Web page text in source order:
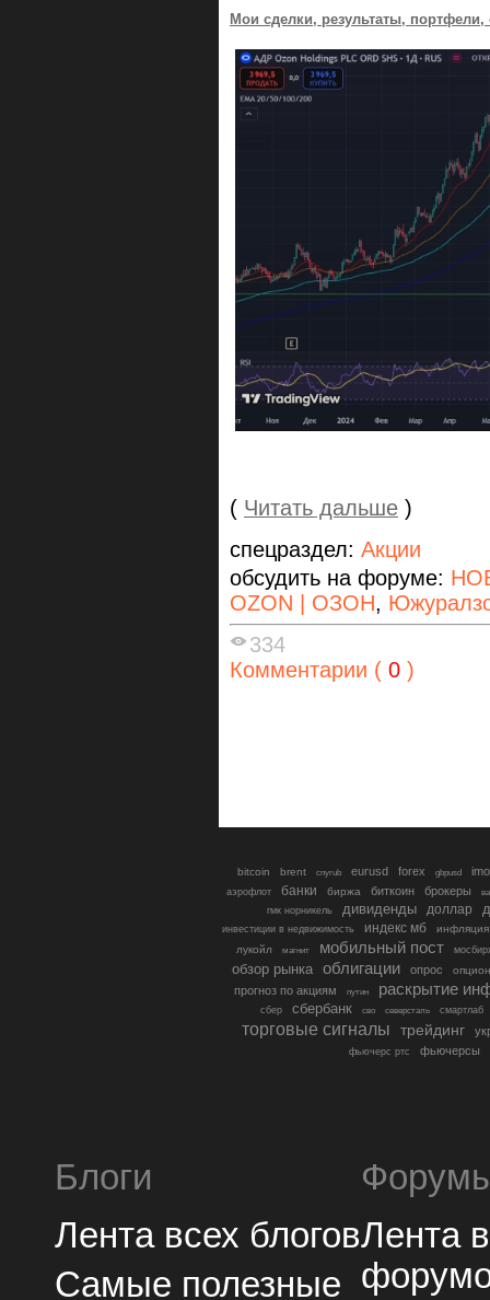
Мои сделки, результаты,
( Читать дальше )
спецраздел: Акции
обсудить на форуме:
OZON | ОЗОН,
334
Комментарии ( 0 )
bitcoin brent cnyrub eurusd forex gbpusd
аэрофлот банки биржа биткоин брокеры
гмк норникель
дивиденды доллар
инвестиции в недвижимость индекс мб
инфляция
лукойл
магнит мобильный пост
обзор рынка облигации опрос
прогноз по акциям путин раскрытие
сбер сбербанк сво северсталь смартлаб
торговые сигналы трейдинг
фьючерс ртс фьючерсы
Блоги
Лента всех блогов
Самые полезные
Лента